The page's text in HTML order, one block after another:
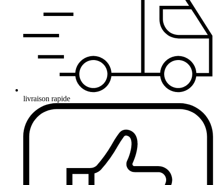
livraison rapide